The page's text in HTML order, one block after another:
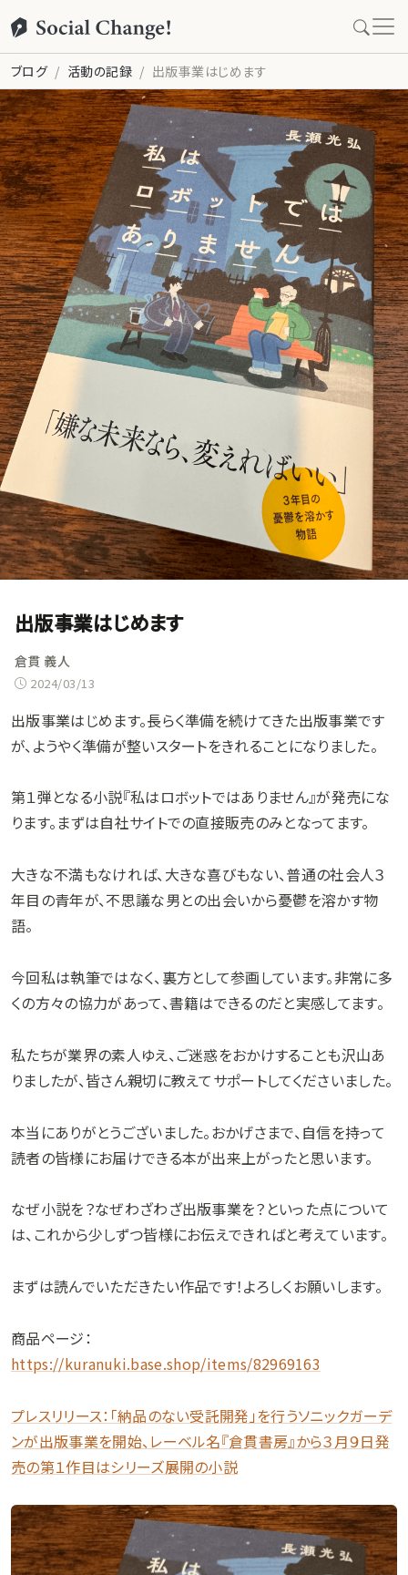
ブログ 活動の記録 出版事業はじめます
出版事業はじめます
倉貫 義人
2024/03/13
出版事業はじめます。長らく準備を続けてきた出版事業です
が、ようやく準備が整いスタートをきれることになりました。
第１弾となる小説『私はロボットではありません』が発売にな
ります。まずは自社サイトでの直接販売のみとなってます。
大きな不満もなければ、大きな喜びもない、普通の社会人３
年目の青年が、不思議な男との出会いから憂鬱を溶かす物
語。
今回私は執筆ではなく、裏方として参画しています。非常に多
くの方々の協力があって、書籍はできるのだと実感してます。
私たちが業界の素人ゆえ、ご迷惑をおかけすることも沢山あ
りましたが、皆さん親切に教えてサポートしてくださいました。
本当にありがとうございました。おかげさまで、自信を持って
読者の皆様にお届けできる本が出来上がったと思います。
なぜ小説を？なぜわざわざ出版事業を？といった点について
は、これから少しずつ皆様にお伝えできればと考えています。
まずは読んでいただきたい作品です！よろしくお願いします。
商品ページ：
https://kuranuki.base.shop/items/82969163
プレスリリース：「納品のない受託開発」を行うソニックガーデ
ンが出版事業を開始、レーベル名『倉貫書房』から３月９日発
売の第１作目はシリーズ展開の小説